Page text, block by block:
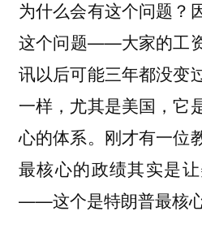
为什么会有这个问题？
这个问题——大家的工
讯以后可能三年都没变
一样，尤其是美国，它
心的体系。刚才有一位
最核心的政绩其实是
——这个是特朗普最核